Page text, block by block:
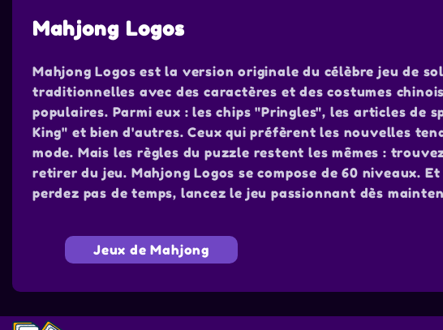
Mahjong Logos
Mahjong Logos est la version originale du célèbre jeu de
traditionnelles avec des caractères et des costumes
populaires. Parmi eux : les chips "Pringles", les articles de
King" et bien d'autres. Ceux qui préfèrent les nouvelles
mode. Mais les règles du puzzle restent les mêmes :
retirer du jeu. Mahjong Logos se compose de 60 niveaux.
perdez pas de temps, lancez le jeu passionnant dès
Jeux de Mahjong